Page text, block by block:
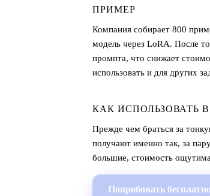
ПРИМЕР
Компания собирает 800
модель через LoRA. После
промпта, что снижает
использовать и для других
КАК ИСПОЛЬЗОВАТЬ В
Прежде чем браться за
получают именно так, за
большие, стоимость
Попробовать